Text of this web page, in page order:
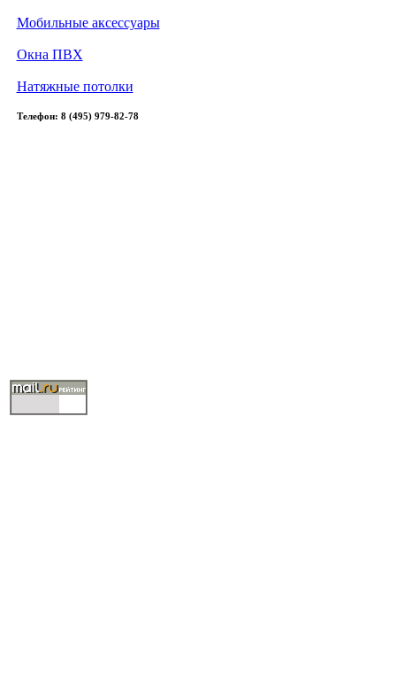
Мобильные аксессуары
Окна ПВХ
Натяжные потолки
Телефон: 8 (495) 979-82-78